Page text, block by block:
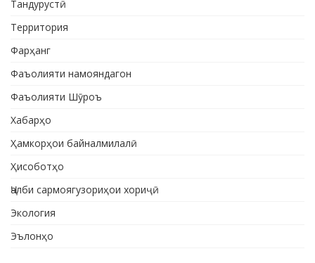
Тандурустӣ
Территория
Фарҳанг
Фаъолияти намояндагон
Фаъолияти Шӯроъ
Хабарҳо
Ҳамкорҳои байналмилалӣ
Ҳисоботҳо
Ҷалби сармоягузориҳои хориҷӣ
Экология
Эълонҳо